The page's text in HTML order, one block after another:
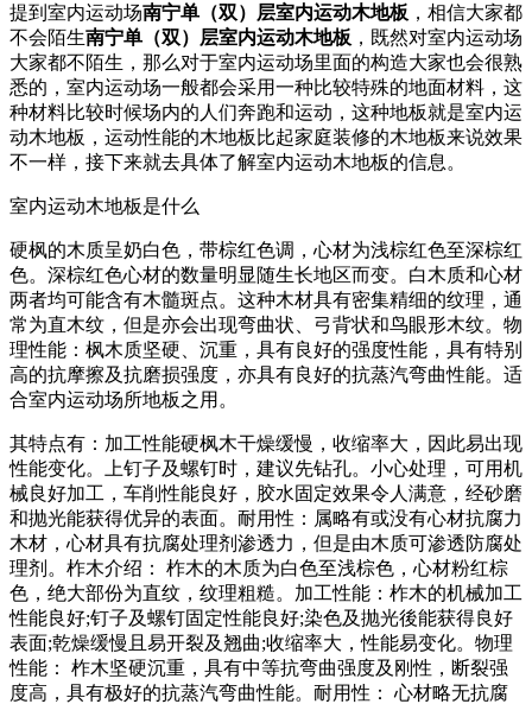
提到室内运动场南宁单（双）层室内运动木地板 ，相信大家都
不会陌生南宁单（双）层室内运动木地板 ，既然对室内运动场
大家都不陌生，那么对于室内运动场里面的构造大家也会很熟
悉的，室内运动场一般都会采用一种比较特殊的地面材料，这
种材料比较时候场内的人们奔跑和运动，这种地板就是室内运
动木地板，运动性能的木地板比起家庭装修的木地板来说效果
不一样，接下来就去具体了解室内运动木地板的信息。
室内运动木地板是什么
硬枫的木质呈奶白色，带棕红色调，心材为浅棕红色至深棕红
色。深棕红色心材的数量明显随生长地区而变。白木质和心材
两者均可能含有木髓斑点。这种木材具有密集精细的纹理，通
常为直木纹，但是亦会出现弯曲状、弓背状和鸟眼形木纹。物
理性能：枫木质坚硬、沉重，具有良好的强度性能，具有特别
高的抗摩擦及抗磨损强度，亦具有良好的抗蒸汽弯曲性能。适
合室内运动场所地板之用。
其特点有：加工性能硬枫木干燥缓慢，收缩率大，因此易出现
性能变化。上钉子及螺钉时，建议先钻孔。小心处理，可用机
械良好加工，车削性能良好，胶水固定效果令人满意，经砂磨
和抛光能获得优异的表面。耐用性：属略有或没有心材抗腐力
木材，心材具有抗腐处理剂渗透力，但是由木质可渗透防腐处
理剂。柞木介绍： 柞木的木质为白色至浅棕色，心材粉红棕
色，绝大部份为直纹，纹理粗糙。加工性能：柞木的机械加工
性能良好;钉子及螺钉固定性能良好;染色及抛光後能获得良好
表面;乾燥缓慢且易开裂及翘曲;收缩率大，性能易变化。物理
性能： 柞木坚硬沉重，具有中等抗弯曲强度及刚性，断裂强
度高，具有极好的抗蒸汽弯曲性能。耐用性： 心材略无抗腐